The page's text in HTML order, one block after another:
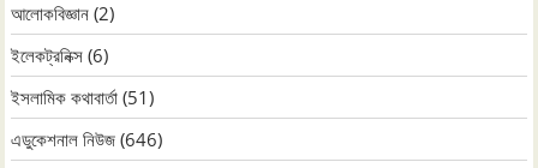
আলোকবিজ্ঞান (2)
ইলেকট্রনিক্স (6)
ইসলামিক কথাবার্তা (51)
এডুকেশনাল নিউজ (646)